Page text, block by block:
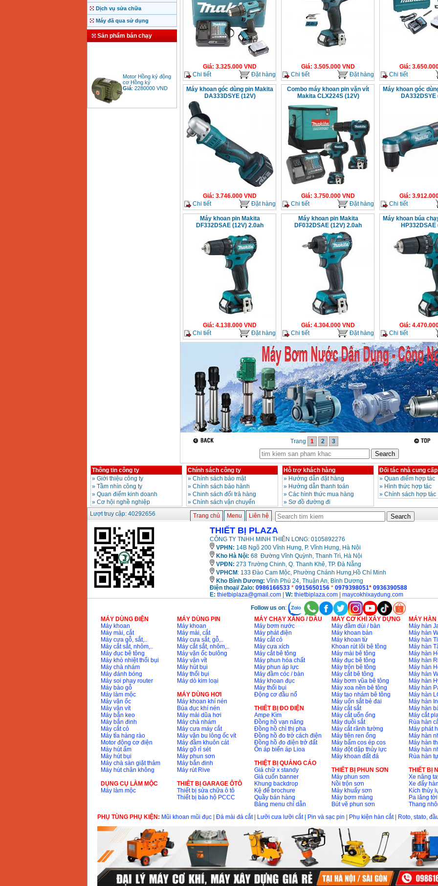
Dịch vụ sửa chữa
Máy đã qua sử dụng
Sản phẩm bán chạy
cơ Hồng ký
Giá :2280000
Giá: 3.325.000 VND
Chi tiết
Đặt hàng
Giá: 3.505.000 VND
Chi tiết
Đặt hàng
Giá:
Chi tiết
Máy khoan góc dùng pin Makita
DA333DSYE (12V)
Giá: 3.746.000 VND
Chi tiết
Đặt hàng
Combo máy khoan pin vặn vít
Makita CLX224S (12V)
Giá: 3.750.000 VND
Chi tiết
Đặt hàng
Máy khoan góc
DA332DSYE
Giá:
Chi tiết
Máy khoan pin Makita
DF332DSAE (12V) 2.0ah
Giá: 4.138.000 VND
Chi tiết
Đặt hàng
Máy khoan pin Makita
DF032DSAE (12V) 2.0ah
Giá: 4.304.000 VND
Chi tiết
Đặt hàng
Máy khoan búa
HP332DSAE
Giá:
Chi tiết
Trang 1 2 3
Thông tin công ty
» Giới thiệu công ty
» Tầm nhìn công ty
» Quan điểm kinh doanh
» Cơ hội nghề nghiệp
Chính sách công ty
» Chính sách bảo mật
» Chính sách bảo hành
» Chinh sách đổi trả hàng
» Chính sách vận chuyển
Hỗ trợ khách hàng
» Hướng dẫn đặt hàng
» Hướng dẫn thanh toán
» Các hình thức mua hàng
» Sơ đồ đường đi
Đối tác nhà cung cấp
» Quan điểm hợp tác
» Hình thức hợp tác
» Chính sách hợp tác
Lượt truy cập: 40292656 Trang chủ Menu Liên hệ
THIẾT BỊ PLAZA
CÔNG TY TNHH MINH THIÊN LONG: 0105892276
VPHN: 14B Ngõ 200 Vĩnh Hưng, P. Vĩnh Hưng, Hà Nội
Kho Hà Nội: 68 Đường Vĩnh Quỳnh, Thanh Trì, Hà Nội
VPĐN: 273 Trường Chinh, Q. Thanh Khê, TP. Đà Nẵng
VPHCM : 133 Đào Cam Mộc, Phường Chánh Hưng,Hồ Chí Minh
Kho Bình Dương: Vĩnh Phú 24, Thuận An, Bình Dương
Điện thoại/ Zalo: 0986166533 * 0915650156* 0979398051* 0936390588
E: thietbiplaza@gmail.com| W: thietbiplaza.com| maycokhixaydung.com
Follow us on:
MÁY DÙNG ĐIỆN
Máy khoan
Máy mài, cắt
Máy cưa gỗ, sắt,..
Máy cắt sắt, nhôm,..
Máy đục bê tông
Máy khò nhiệt thổi bụi
Máy chà nhám
Máy đánh bóng
Máy soi phay router
Máy bào gỗ
Máy làm mộc
Máy vặn ốc
Máy vặn vít
Máy bắn keo
Máy bắn đinh
Máy cắt cỏ
Máy tỉa hàng rào
Motor động cơ điện
Máy hút ẩm
Máy hút bụi
Máy chà sàn giặt thảm
Máy hút chân không
DỤNG CỤ LÀM MỘC
Máy làm mộc
MÁY DÙNG PIN
Máy khoan
Máy mài, cắt
Máy cưa sắt, gỗ,..
Máy cắt sắt, nhôm,..
Máy vặn ốc bulông
Máy vặn vít
Máy hút bụi
Máy thổi bụi
Máy dò kim loại
MÁY DÙNG HƠI
Máy khoan khí nén
Búa đục khí nén
Máy mài dũa hơi
Máy chà nhám
Máy cưa máy cắt
Máy vặn bu lông ốc vít
Máy đầm khuôn cát
Máy gõ rỉ sét
Máy phun sơn
Máy bắn đinh
Máy rút Rive
THIÊT BỊ GARAGE ÔTÔ
Thiết bị sửa chữa ô tô
Thiết bị bảo hộ PCCC
MÁY CHẠY XĂNG / DẦU
Máy bơm nước
Máy phát điện
Máy cắt cỏ
Máy cưa xích
Máy cắt bê tông
Máy phun hóa chất
Máy phun áp lực
Máy đầm cóc / bàn
Máy khoan đục
Máy thổi bụi
Động cơ đầu nổ
THIÊT BỊ ĐO ĐIỆN
Ampe Kìm
Đồng hồ vạn năng
Đồng hồ chỉ thị pha
Đồng hồ đo trở cách điện
Đồng hồ đo điện trở đất
Ổn áp biến áp Lioa
THIỆT BỊ QUẢNG CÁO
Giá chữ x standy
Giá cuốn banner
Khung backdrop
Kệ để brochure
Quầy bán hàng
Bảng menu chỉ dẫn
MÁY CƠ KHÍ XÂY DỰNG
Máy đầm dùi / bàn
Máy khoan bàn
Máy khoan từ
Khoan rút lõi bê tông
Máy mài bê tông
Máy đục bê tông
Máy trộn bê tông
Máy cắt bê tông
Máy bơm vũa bê tông
Máy xoa nền bê tông
Máy tạo nhám bê tông
Máy uốn sắt bẻ đai
Máy cắt sắt
Máy cắt uốn ống
Máy duỗi sắt
Máy cắt rãnh tường
Máy tiện ren ống
Máy bấm cos ép cos
Máy đột dập thủy lực
Máy khoan đất đá
THIẾT BỊ PHUN SƠN
Máy phun sơn
Nồi trộn sơn
Máy khuấy sơn
Máy bơm màng
Bút vẽ phun sơn
MÁY HÀN
Máy hàn
Máy hàn
Máy hàn
Máy hàn
Máy hàn
Máy hàn
Máy hàn
Máy hàn
Máy hàn
Máy hàn
Máy hàn
Máy hàn
Máy hàn
Máy cắt
Rùa hàn
Máy phát
Máy hàn
Máy hàn
Máy hàn
Rùa hàn
THIẾT BỊ
Xe nâng
Xe đẩy
Kích thủy
Pa lăng
Thang
PHỤ TÙNG PHỤ KIỆN: Mũi khoan mũi đục| Đá mài đá cắt| Lưỡi cưa lưỡi cắt| Pin và sạc pin Phụ kiện hàn cắt| Roto, stato,